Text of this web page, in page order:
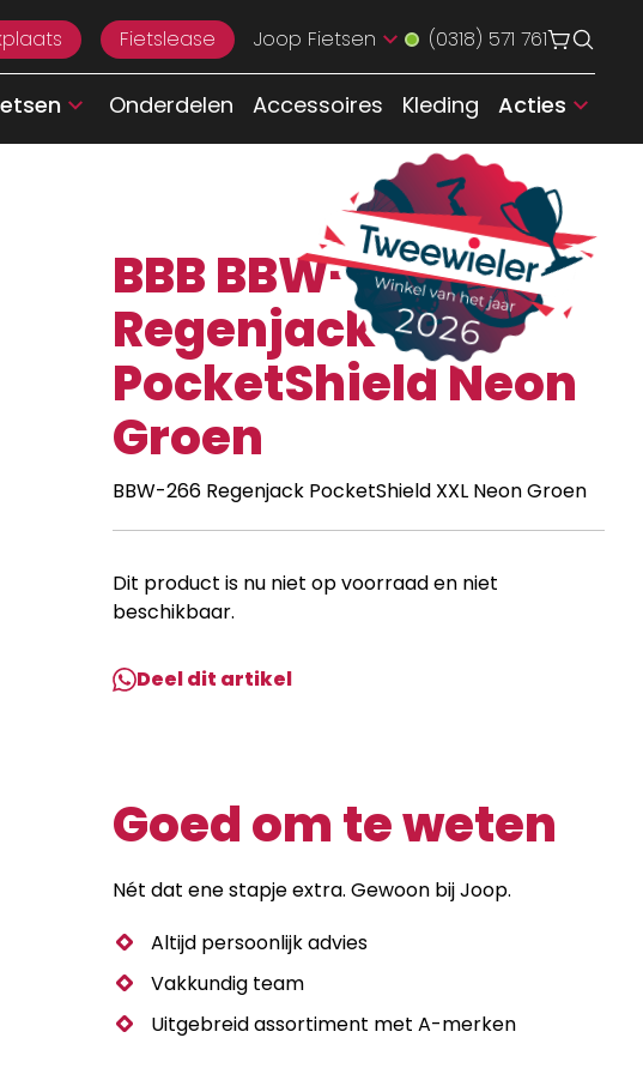
Fietslease Joop Fietsen (0318) 571 761
Onderdelen Accessoires Kleding Acties
BBB BBW-266
Regenjack
PocketShield Neon
Groen
BBW-266 Regenjack PocketShield XXL Neon Groen
Dit product is nu niet op voorraad en niet
beschikbaar.
Deel dit artikel
Goed om te weten
Nét dat ene stapje extra. Gewoon bij Joop.
Altijd persoonlijk advies
Vakkundig team
Uitgebreid assortiment met A-merken